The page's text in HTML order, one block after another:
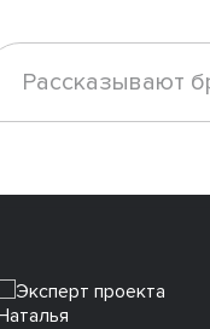
Рассказывают